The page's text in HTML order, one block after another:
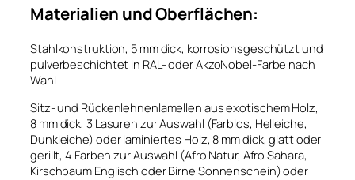
Materialien und Oberflächen:
Stahlkonstruktion, 5 mm dick, korrosionsgeschützt und
pulverbeschichtet in RAL- oder AkzoNobel-Farbe nach
Wahl
Sitz- und Rückenlehnenlamellen aus exotischem Holz,
8 mm dick, 3 Lasuren zur Auswahl (Farblos, Helleiche,
Dunkleiche) oder laminiertes Holz, 8 mm dick, glatt oder
gerillt, 4 Farben zur Auswahl (Afro Natur, Afro Sahara,
Kirschbaum Englisch oder Birne Sonnenschein) oder